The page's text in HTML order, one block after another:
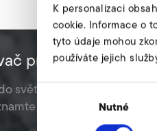
K personalizaci
cookie. Informace o
tyto údaje mohou
používáte jejich
Výběr
Nutné
produktů &
světa průmyslových
se podrobněji s